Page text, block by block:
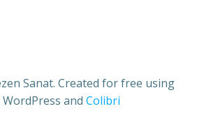
Sanat. Created for free using
WordPress and Colibri